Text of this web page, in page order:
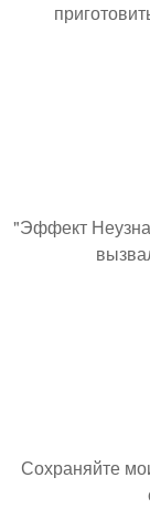
"Эффект
Сохраняйте